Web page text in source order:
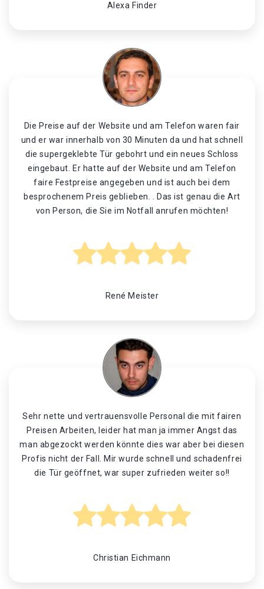
Alexa Finder
Die Preise auf der Website und am Telefon waren fair
und er war innerhalb von 30 Minuten da und hat schnell
die supergeklebte Tür gebohrt und ein neues Schloss
eingebaut. Er hatte auf der Website und am Telefon
faire Festpreise angegeben und ist auch bei dem
besprochenem Preis geblieben. . Das ist genau die Art
von Person, die Sie im Notfall anrufen möchten!
René Meister
Sehr nette und vertrauensvolle Personal die mit fairen
Preisen Arbeiten, leider hat man ja immer Angst das
man abgezockt werden könnte dies war aber bei diesen
Profis nicht der Fall. Mir wurde schnell und schadenfrei
die Tür geöffnet, war super zufrieden weiter so!!
Christian Eichmann